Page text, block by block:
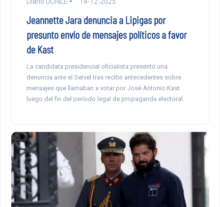
Jeannette Jara denuncia a Lipigas por
presunto envío de mensajes políticos a favor
de Kast
La candidata presidencial oficialista presentó una
denuncia ante el Servel tras recibir antecedentes sobre
mensajes que llamaban a votar por José Antonio Kast
luego del fin del período legal de propaganda electoral.